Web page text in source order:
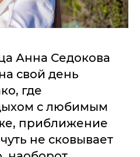
Анна Седокова
свой день
где
с любимым
приближение
не сковывает